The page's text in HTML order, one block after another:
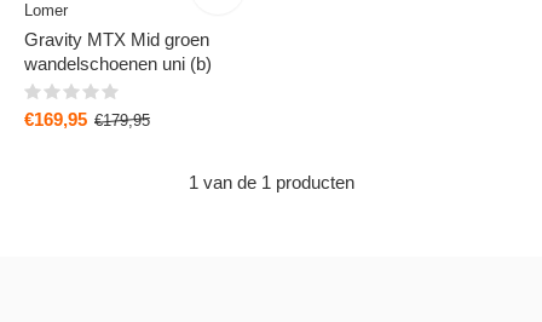
Lomer
Gravity MTX Mid groen
wandelschoenen uni (b)
€169,95 €179,95
1 van de 1 producten